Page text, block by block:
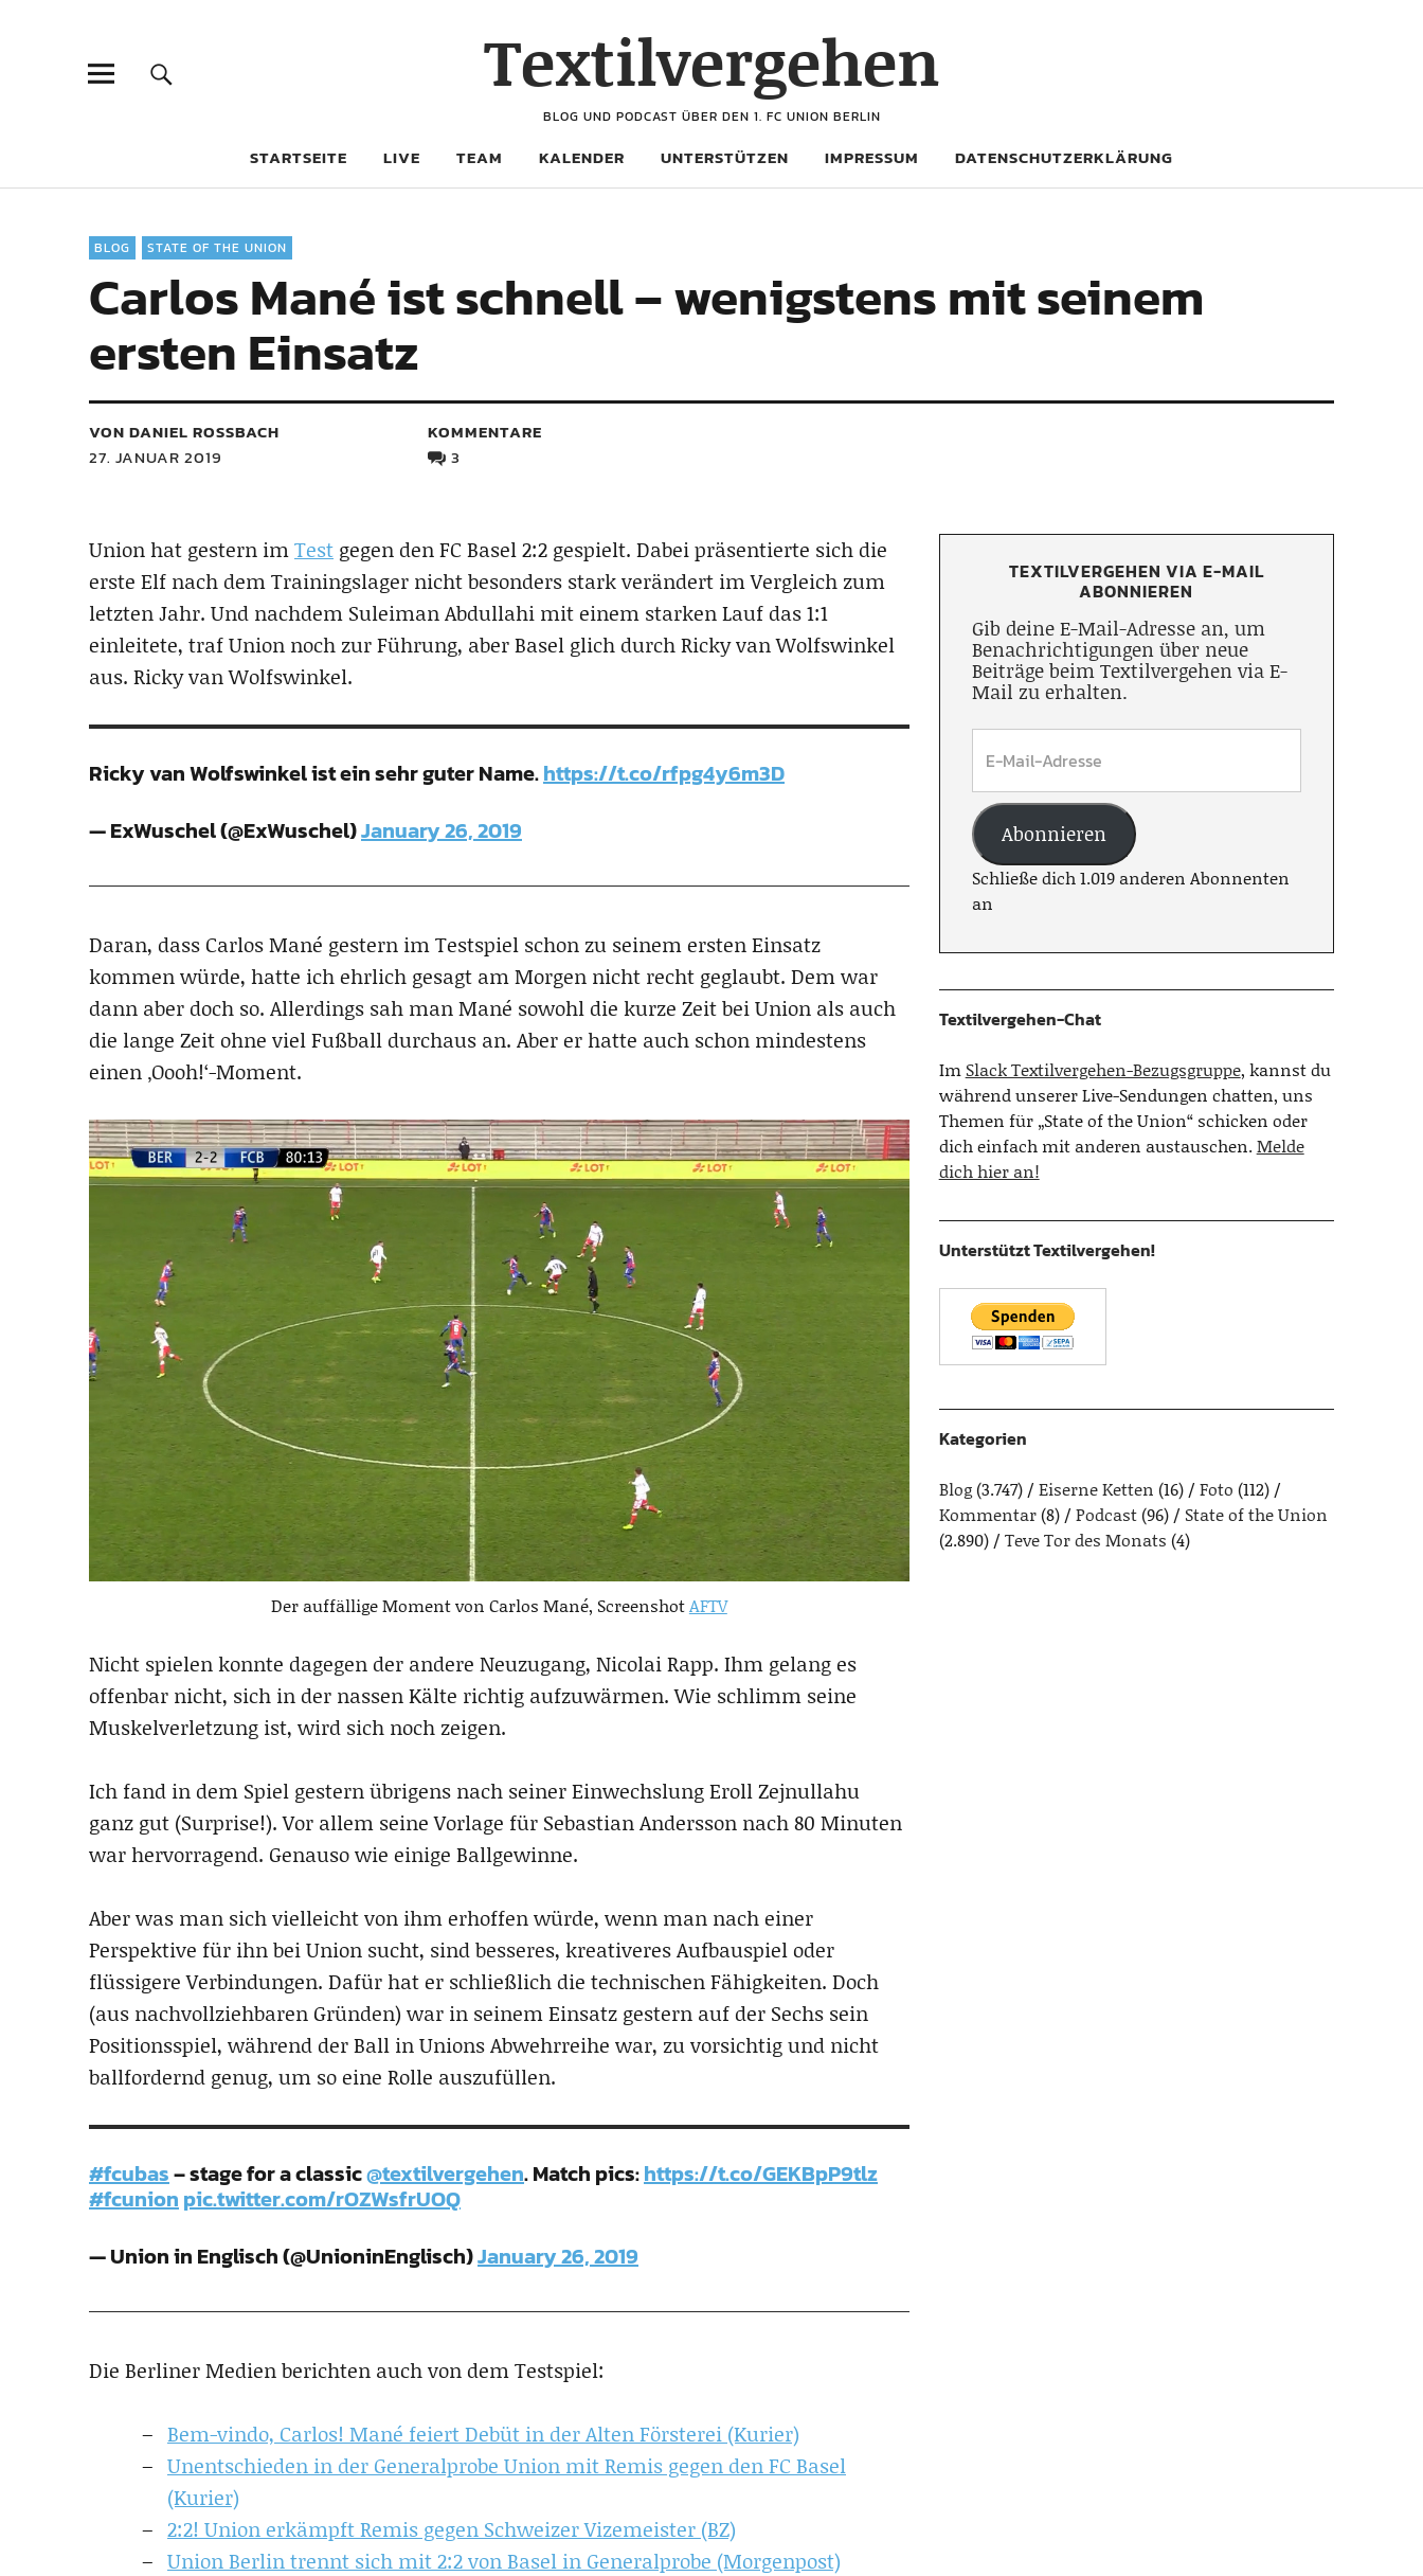
Textilvergehen
BLOG UND PODCAST ÜBER DEN 1. FC UNION BERLIN
STARTSEITE LIVE TEAM KALENDER UNTERSTÜTZEN IMPRESSUM DATENSCHUTZERKLÄRUNG
BLOG STATE OF THE UNION
Carlos Mané ist schnell – wenigstens mit seinem
ersten Einsatz
VON DANIEL ROSSBACH
27. JANUAR 2019
KOMMENTARE
3
Union hat gestern imTest gegen den FC Basel 2:2 gespielt. Dabei präsentierte sich die
erste Elf nach dem Trainingslager nicht besonders stark verändert im Vergleich zum
letzten Jahr. Und nachdem Suleiman Abdullahi mit einem starken Lauf das 1:1
einleitete, traf Union noch zur Führung, aber Basel glich durch Ricky van Wolfswinkel
aus. Ricky van Wolfswinkel.
Ricky van Wolfswinkel ist ein sehr guter Name.https://t.co/rfpg4y6m3D
— ExWuschel (@ExWuschel)January 26, 2019
Daran, dass Carlos Mané gestern im Testspiel schon zu seinem ersten Einsatz
kommen würde, hatte ich ehrlich gesagt am Morgen nicht recht geglaubt. Dem war
dann aber doch so. Allerdings sah man Mané sowohl die kurze Zeit bei Union als auch
die lange Zeit ohne viel Fußball durchaus an. Aber er hatte auch schon mindestens
einen ‚Oooh!‘-Moment.
Der auffällige Moment von Carlos Mané, ScreenshotAFTV
Nicht spielen konnte dagegen der andere Neuzugang, Nicolai Rapp. Ihm gelang es
offenbar nicht, sich in der nassen Kälte richtig aufzuwärmen. Wie schlimm seine
Muskelverletzung ist, wird sich noch zeigen.
Ich fand in dem Spiel gestern übrigens nach seiner Einwechslung Eroll Zejnullahu
ganz gut (Surprise!). Vor allem seine Vorlage für Sebastian Andersson nach 80 Minuten
war hervorragend. Genauso wie einige Ballgewinne.
Aber was man sich vielleicht von ihm erhoffen würde, wenn man nach einer
Perspektive für ihn bei Union sucht, sind besseres, kreativeres Aufbauspiel oder
flüssigere Verbindungen. Dafür hat er schließlich die technischen Fähigkeiten. Doch
(aus nachvollziehbaren Gründen) war in seinem Einsatz gestern auf der Sechs sein
Positionsspiel, während der Ball in Unions Abwehrreihe war, zu vorsichtig und nicht
ballfordernd genug, um so eine Rolle auszufüllen.
#fcubas– stage for a classic@textilvergehen. Match pics:https://t.co/GEKBpP9tlz
#fcunion pic.twitter.com/rOZWsfrUOQ
— Union in Englisch (@UnioninEnglisch)January 26, 2019
Die Berliner Medien berichten auch von dem Testspiel:
Bem-vindo, Carlos! Mané feiert Debüt in der Alten Försterei (Kurier)
Unentschieden in der Generalprobe Union mit Remis gegen den FC Basel
(Kurier)
2:2! Union erkämpft Remis gegen Schweizer Vizemeister (BZ)
Union Berlin trennt sich mit 2:2 von Basel in Generalprobe (Morgenpost)
TEXTILVERGEHEN VIA E-MAIL
ABONNIEREN
Gib deine E-Mail-Adresse an, um
Benachrichtigungen über neue
Beiträge beim Textilvergehen via E-
Mail zu erhalten.
Abonnieren
Schließe dich 1.019 anderen Abonnenten
an
Textilvergehen-Chat
Im Slack Textilvergehen-Bezugsgruppe, kannst du
während unserer Live-Sendungen chatten, uns
Themen für „State of the Union“ schicken oder
dich einfach mit anderen austauschen.Melde
dich hier an!
Unterstützt Textilvergehen!
Kategorien
Blog(3.747) Eiserne Ketten (16) Foto (112)
Kommentar(8) Podcast(96)
State of the Union
(2.890)
Teve Tor des Monats (4)